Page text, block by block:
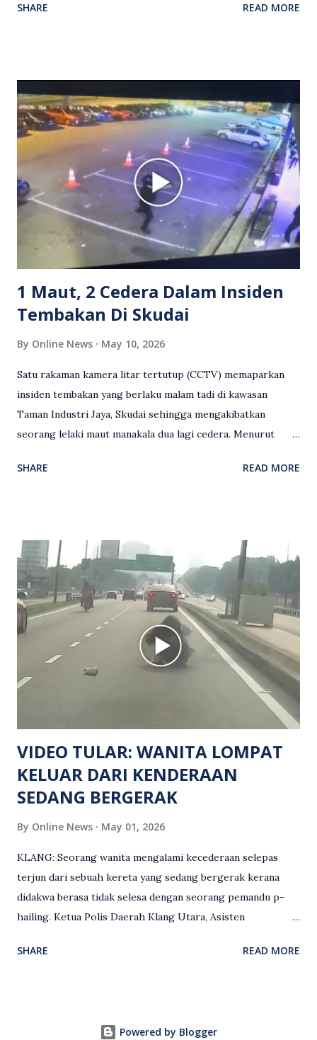
antara seorang lelaki warga asing dengan pemandu Grab
Grab bertindak mempertahankan wanita terbabit sebelum
berlaku pertikaman lidah antara kedua-dua pihak. Video
berkenaan kini tular di media sosial dan mendapat pelbagai
reaksi orang ramai. Antara komen orang awam yang tular di
media sosial mengenai insiden tersebut ialah ramai yang
meluahkan rasa marah terhadap tindakan lelaki berkenaan
serta memuji pemandu Grab kerana campur tangan.
Sebahagian netizen turut meminta pihak berkuasa
mengambil tindakan tegas, manakala ada yang bersimpati
terhadap wanita dipercayai menjadi mangs...
SHARE READ MORE
1 Maut, 2 Cedera Dalam Insiden
Tembakan Di Skudai
By Online News May 10, 2026
Satu rakaman kamera litar tertutup (CCTV) memaparkan
insiden tembakan yang berlaku malam tadi di kawasan
Taman Industri Jaya, Skudai sehingga mengakibatkan
seorang lelaki maut manakala dua lagi cedera. Menurut
kejadian berlaku sekitar jam 11 malam dan pihak polis
hiburan di kawasan berkenaan. Seorang mangsa disahkan
meninggal dunia di lokasi kejadian akibat terkena tembakan,
manakala seorang lagi mangsa mengalami kecederaan.
Turut dipercayai terdapat seorang lagi individu cedera
namun identitinya masih belum dikenal pasti selepas dibawa
keluar dari lokasi oleh kenalannya. Polis kini sedang giat
mengesan dua suspek yang masih bebas bagi membantu
siasatan lanjut. Kes disiasat mengikut Seksyen 302 Kanun
Keseksaan kerana membunuh. Orang ramai yang mempunyai
maklumat diminta t...
SHARE READ MORE
VIDEO TULAR: WANITA LOMPAT
KELUAR DARI KENDERAAN
SEDANG BERGERAK
By Online News May 01, 2026
KLANG: Seorang wanita mengalami kecederaan selepas
terjun dari sebuah kereta yang sedang bergerak kerana
didakwa berasa tidak selesa dengan seorang pemandu p-
hailing. Ketua Polis Daerah Klang Utara, Asisten
(2 Mei), berkata pemandu berusia 47 tahun itu telah
ketika pengadu sedang membawa dua penumpang. “Tiba-
SHARE READ MORE
Powered by Blogger